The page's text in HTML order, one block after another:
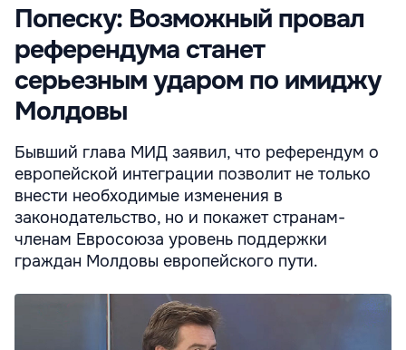
Попеску: Возможный провал
референдума станет
серьезным ударом по имиджу
Молдовы
Бывший глава МИД заявил, что референдум о
европейской интеграции позволит не только
внести необходимые изменения в
законодательство, но и покажет странам-
членам Евросоюза уровень поддержки
граждан Молдовы европейского пути.